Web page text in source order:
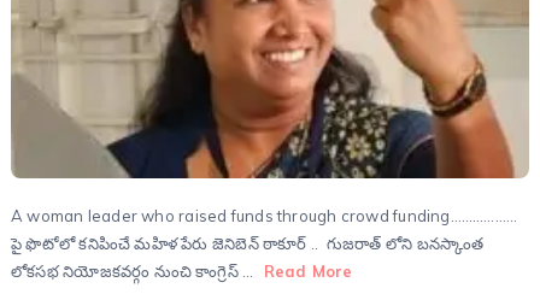
A woman leader who raised funds through crowd funding………………
పై ఫొటోలో కనిపించే మహిళ పేరు జెనిబెన్ ఠాకూర్ .. గుజరాత్ లోని బనస్కాంత
లోకసభ నియోజకవర్గం నుంచి కాంగ్రెస్ …
Read More